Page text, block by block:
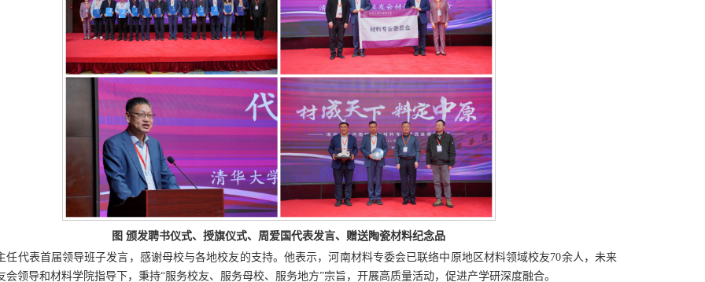
图 颁发聘书仪式、授旗仪式、周爱国代表发言、赠送陶瓷材料纪念品
任代表首届领导班子发言，感谢母校与各地校友的支持。他表示，河南材料专委会已联络中原地区材料领域校友70余人，未来
会领导和材料学院指导下，秉持“服务校友、服务母校、服务地方”宗旨，开展高质量活动，促进产学研深度融合。